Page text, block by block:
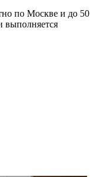
по Москве и до 50